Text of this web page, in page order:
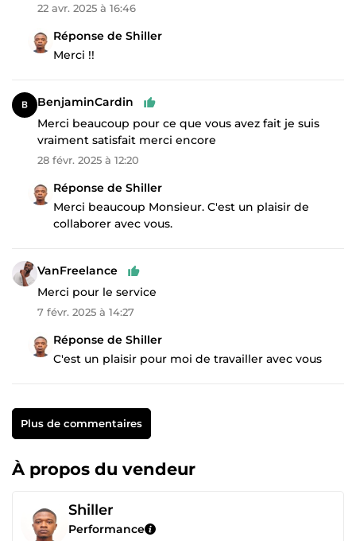
22 avr. 2025 à 16:46
Réponse de Shiller
Merci !!
BenjaminCardin
Merci beaucoup pour ce que vous avez fait je suis
vraiment satisfait merci encore
28 févr. 2025 à 12:20
Réponse de Shiller
Merci beaucoup Monsieur. C'est un plaisir de
collaborer avec vous.
VanFreelance
Merci pour le service
7 févr. 2025 à 14:27
Réponse de Shiller
C'est un plaisir pour moi de travailler avec vous
Plus de commentaires
À propos du vendeur
Shiller
Performance